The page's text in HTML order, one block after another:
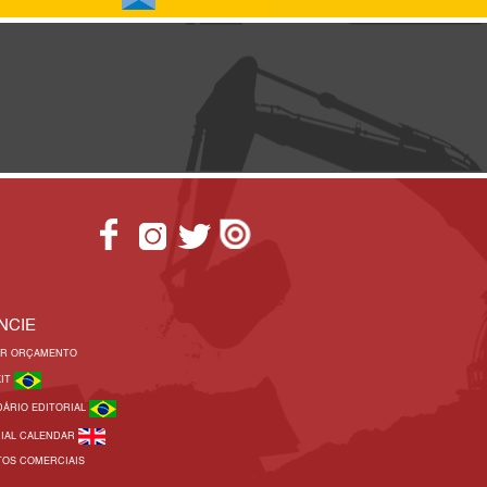
ORÇAMENTO
EDITORIAL
CALENDAR
COMERCIAIS